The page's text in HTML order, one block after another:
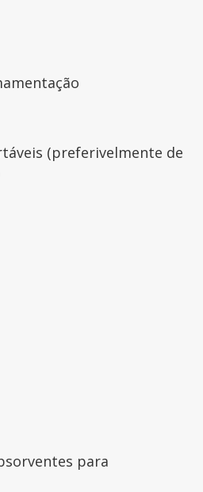
(preferivelmente de
para